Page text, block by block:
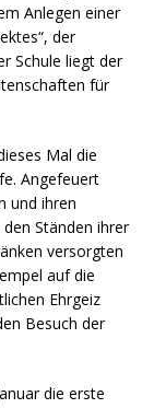
Anlegen einer
der
Schule liegt der
für
Mal die
Angefeuert
und ihren
Ständen ihrer
versorgten
auf die
Ehrgeiz
Besuch der
die erste